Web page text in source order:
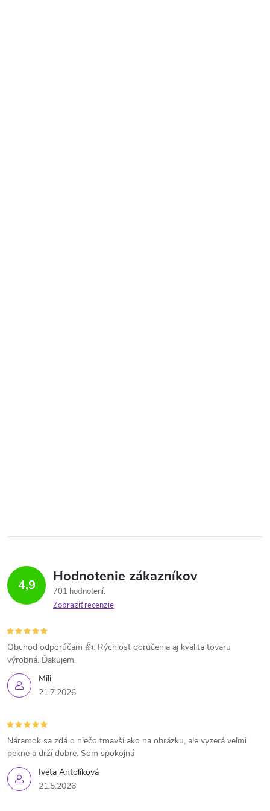
4,9 Hodnotenie zákazníkov
701 hodnotení
Zobraziť recenzie
Mili
21.7.2026
Obchod odporúčam 👍. Rýchlosť doručenia aj kvalita tovaru
výrobná. Ďakujem.
Iveta Antolíková
21.5.2026
Náramok sa zdá o niečo tmavší ako na obrázku, ale vyzerá veľmi
pekne a drží dobre. Som spokojná